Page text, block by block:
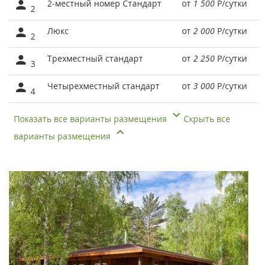
2 2-местный номер Стандарт от 1 500 Р/сутки
2 Люкс от 2 000 Р/сутки
3 Трехместный стандарт от 2 250 Р/сутки
4 Четырехместный стандарт от 3 000 Р/сутки
Показать все варианты размещения
Скрыть все
варианты размещения